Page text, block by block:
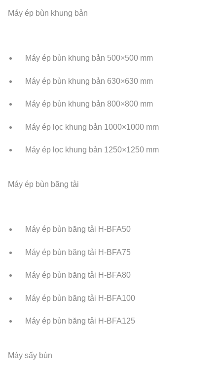
Máy ép bùn khung bản
Máy ép bùn khung bản 500×500 mm
Máy ép bùn khung bản 630×630 mm
Máy ép bùn khung bản 800×800 mm
Máy ép lọc khung bản 1000×1000 mm
Máy ép lọc khung bản 1250×1250 mm
Máy ép bùn băng tải
Máy ép bùn băng tải H-BFA50
Máy ép bùn băng tải H-BFA75
Máy ép bùn băng tải H-BFA80
Máy ép bùn băng tải H-BFA100
Máy ép bùn băng tải H-BFA125
Máy sấy bùn